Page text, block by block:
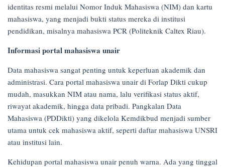
identitas resmi melalui Nomor Induk Mahasiswa (NIM) dan kartu
mahasiswa, yang menjadi bukti status mereka di institusi
pendidikan, misalnya mahasiswa PCR (Politeknik Caltex Riau).
Informasi portal mahasiswa unair
Data mahasiswa sangat penting untuk keperluan akademik dan
administrasi. Cara portal mahasiswa unair di Forlap Dikti cukup
mudah, masukkan NIM atau nama, lalu verifikasi status aktif,
riwayat akademik, hingga data pribadi. Pangkalan Data
Mahasiswa (PDDikti) yang dikelola Kemdikbud menjadi sumber
utama untuk cek mahasiswa aktif, seperti daftar mahasiswa UNSRI
atau institusi lain.
Kehidupan portal mahasiswa unair penuh warna. Ada yang tinggal